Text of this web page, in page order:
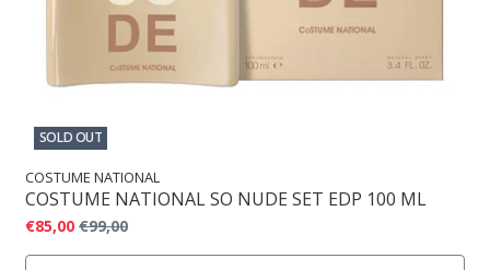
SOLD OUT
COSTUME NATIONAL
COSTUME NATIONAL SO NUDE SET EDP 100 ML
€85,00 €99,00